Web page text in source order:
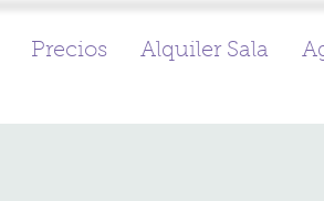
Precios Alquiler Sala